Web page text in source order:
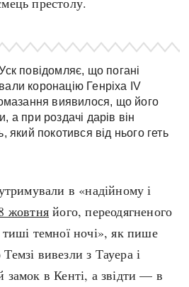
повідомляє, що погані
коронацію Генріха IV
виявилося, що його
при роздачі дарів він
який покотився від нього геть
в «надійному і
жовтня його, переодягненого
темної ночі», як пише
вивезли з Тауера і
замок в Кенті, а звідти — в